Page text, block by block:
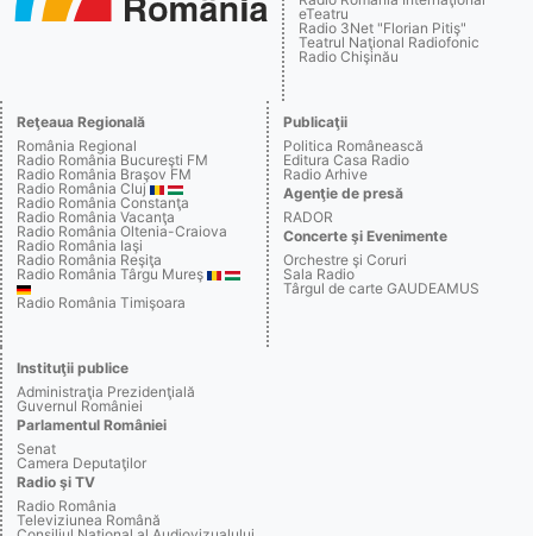
eTeatru
Radio 3Net "Florian Pitiş"
Teatrul Naţional Radiofonic
Radio Chişinău
Reţeaua Regională
România Regional
Radio România Bucureşti FM
Radio România Braşov FM
Radio România Cluj
Radio România Constanţa
Radio România Vacanţa
Radio România Oltenia-Craiova
Radio România Iaşi
Radio România Reşiţa
Radio România Târgu Mureş
Radio România Timişoara
Publicaţii
Politica Românească
Editura Casa Radio
Radio Arhive
Agenţie de presă
RADOR
Concerte şi Evenimente
Orchestre şi Coruri
Sala Radio
Târgul de carte GAUDEAMUS
Instituţii publice
Administraţia Prezidenţială
Guvernul României
Parlamentul României
Senat
Camera Deputaţilor
Radio şi TV
Radio România
Televiziunea Română